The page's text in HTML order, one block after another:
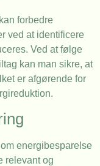
forbedre
ved at identificere
Ved at følge
kan man sikre, at
er afgørende for
energibesparelse
relevant og